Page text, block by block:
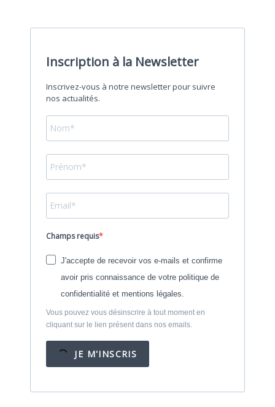
Inscription à la Newsletter
Inscrivez-vous à notre newsletter pour suivre
nos actualités.
Champs requis
J'accepte de recevoir vos e-mails et confirme
avoir pris connaissance de votre politique de
confidentialité et mentions légales.
Vous pouvez vous désinscrire à tout moment en
cliquant sur le lien présent dans nos emails.
JE M'INSCRIS